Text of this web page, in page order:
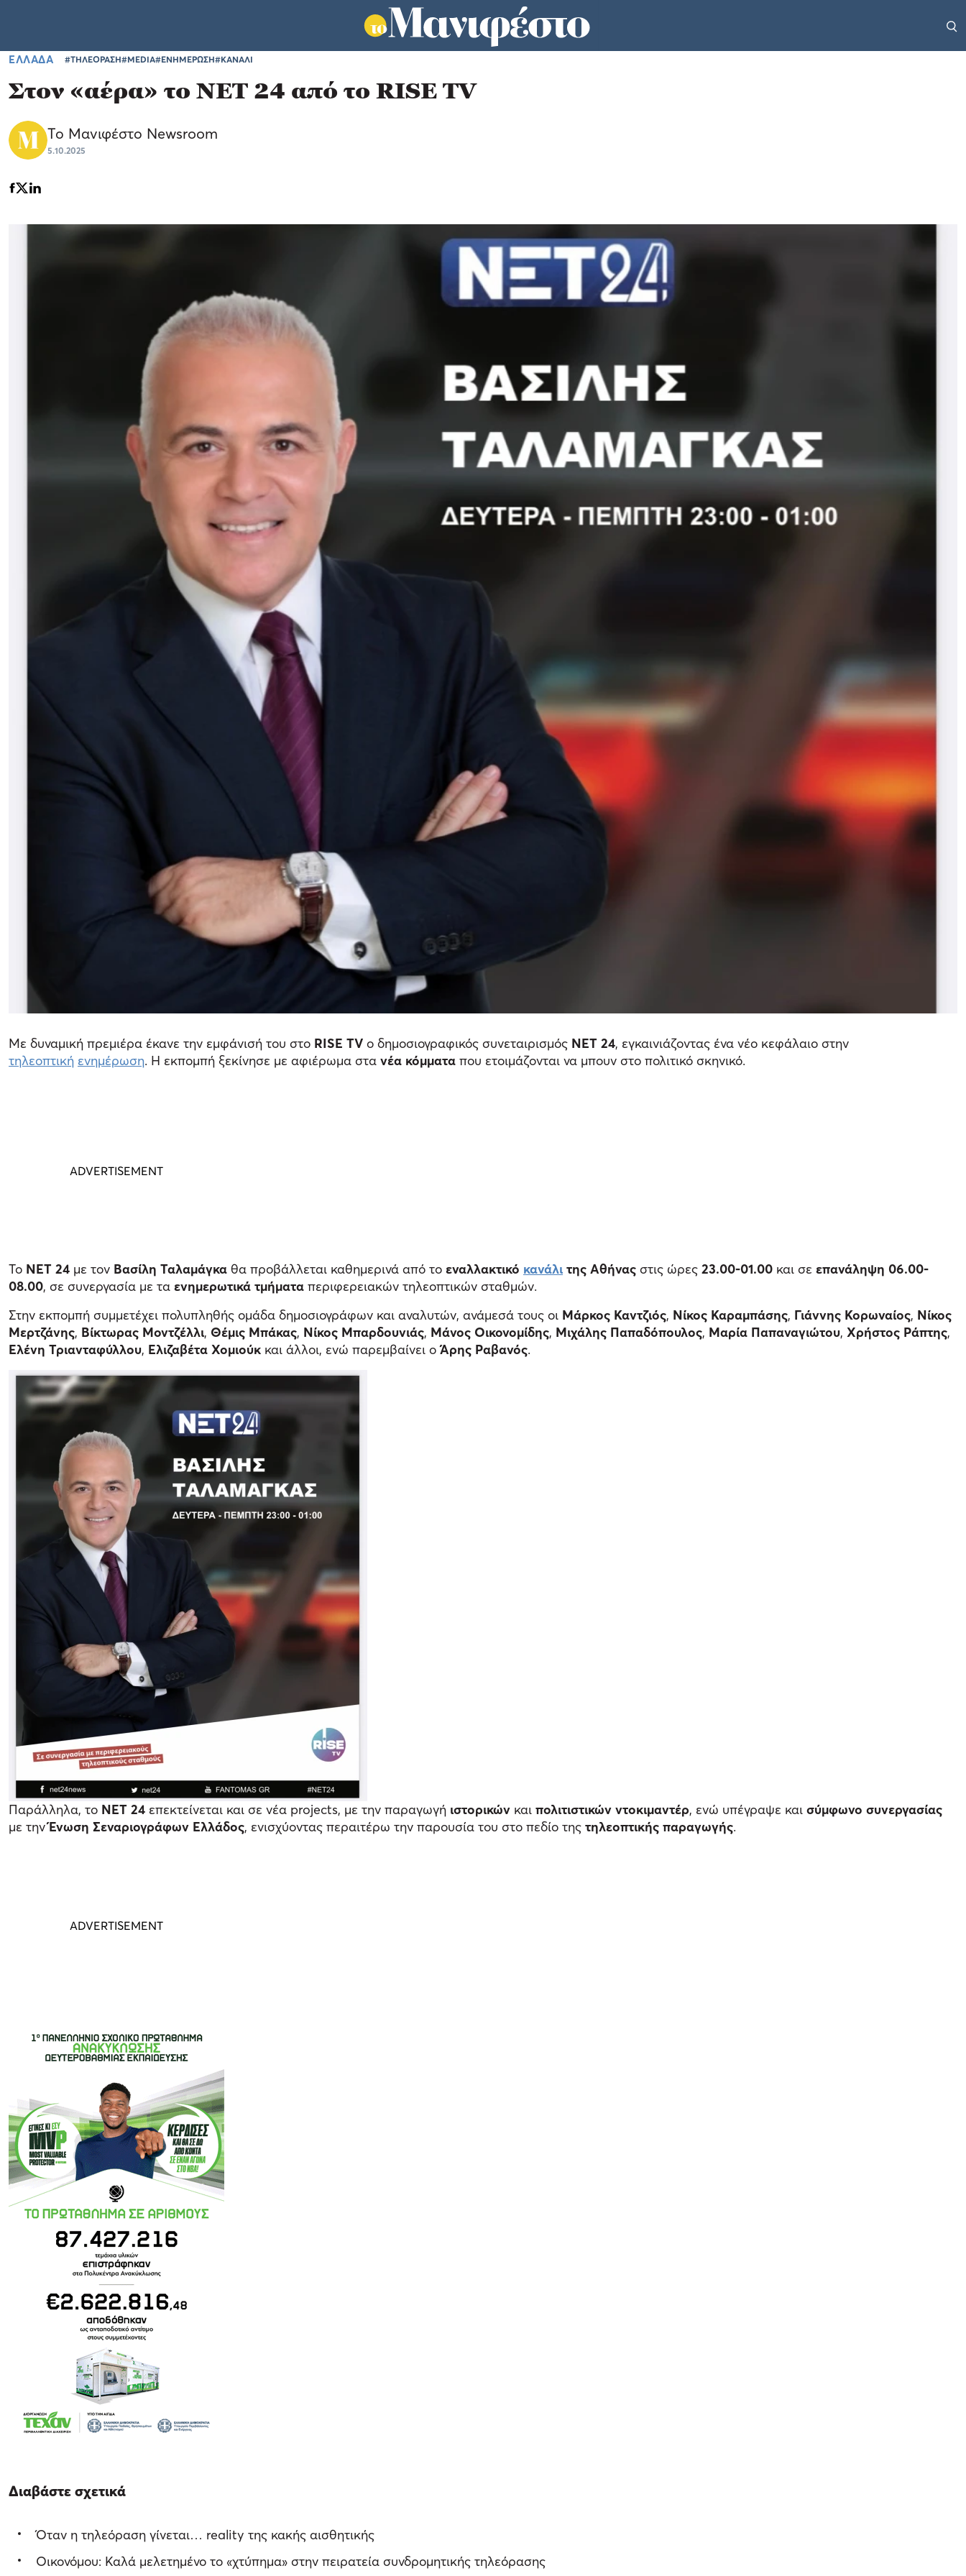
ΕΛΛΑΔΑ #ΤΗΛΕΟΡΑΣΗ#MEDIA#ΕΝΗΜΕΡΩΣΗ#ΚΑΝΑΛΙ
Στον «αέρα» το ΝΕΤ 24 από το RISE TV
Το Μανιφέστο Newsroom
5.10.2025
Με δυναμική πρεμιέρα έκανε την εμφάνισή του στο RISE TV ο δημοσιογραφικός συνεταιρισμός ΝΕΤ 24, εγκαινιάζοντας ένα νέο κεφάλαιο στην
τηλεοπτική ενημέρωση. Η εκπομπή ξεκίνησε με αφιέρωμα στα νέα κόμματα που ετοιμάζονται να μπουν στο πολιτικό σκηνικό.
Το ΝΕΤ 24 με τον Βασίλη Ταλαμάγκα θα προβάλλεται καθημερινά από το εναλλακτικό κανάλι της Αθήνας στις ώρες 23.00-01.00 και σε επανάληψη 06.00-
08.00, σε συνεργασία με τα ενημερωτικά τμήματα περιφερειακών τηλεοπτικών σταθμών.
Στην εκπομπή συμμετέχει πολυπληθής ομάδα δημοσιογράφων και αναλυτών, ανάμεσά τους οι Μάρκος Καντζιός, Νίκος Καραμπάσης, Γιάννης Κορωναίος, Νίκος
Μερτζάνης, Βίκτωρας Μοντζέλλι, Θέμις Μπάκας, Νίκος Μπαρδουνιάς, Μάνος Οικονομίδης, Μιχάλης Παπαδόπουλος, Μαρία Παπαναγιώτου, Χρήστος Ράπτης,
Ελένη Τριανταφύλλου, Ελιζαβέτα Χομιούκ και άλλοι, ενώ παρεμβαίνει οΆρης Ραβανός.
Παράλληλα, το ΝΕΤ 24 επεκτείνεται και σε νέα projects, με την παραγωγή ιστορικών και πολιτιστικών ντοκιμαντέρ, ενώ υπέγραψε και σύμφωνο συνεργασίας
με τηνΈνωση Σεναριογράφων Ελλάδος, ενισχύοντας περαιτέρω την παρουσία του στο πεδίο της τηλεοπτικής παραγωγής.
Διαβάστε σχετικά
Όταν η τηλεόραση γίνεται… reality της κακής αισθητικής
Οικονόμου: Καλά μελετημένο το «χτύπημα» στην πειρατεία συνδρομητικής τηλεόρασης